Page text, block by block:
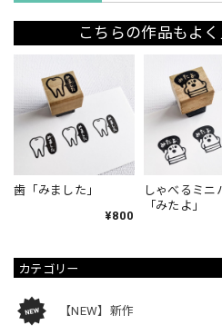
カテゴリー
【NEW】新作
こちらの作品もよ
歯「みました」
¥800
しゃべるミニ
「みたよ」